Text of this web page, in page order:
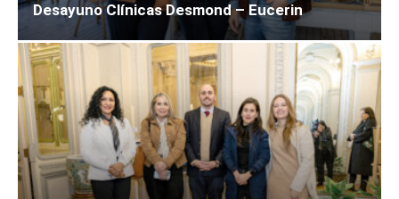
Desayuno Clínicas Desmond – Eucerin